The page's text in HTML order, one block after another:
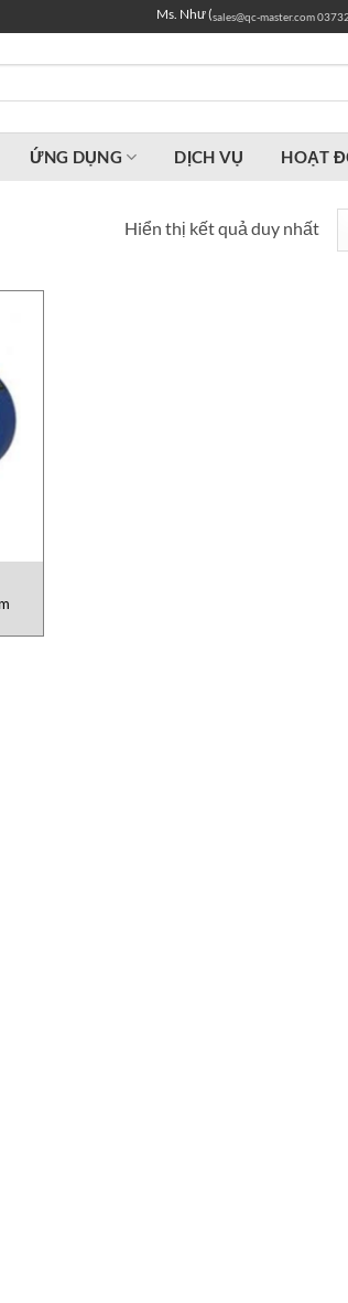
Ms. Như (sales@qc-master.com
ỨNG DỤNG DỊCH VỤ HOẠT
Hiển thị kết quả duy nhất